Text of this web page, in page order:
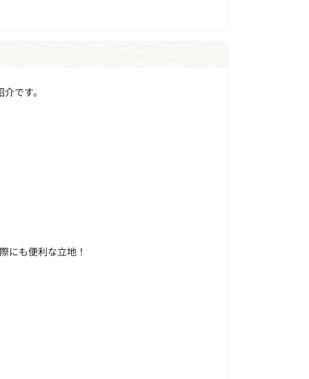
です。
にも便利な立地！